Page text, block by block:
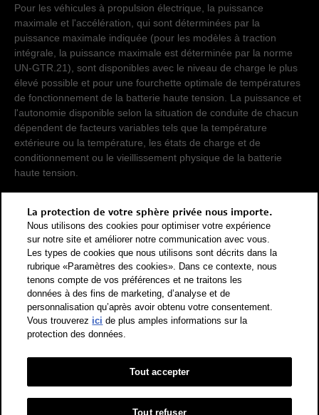
Pour les véhicules à propulsion électrique, la puissance
maximale et l'accélération, qui sont déterminées par la
puissance maximale indiquée (pour les modèles à traction
intégrale, la puissance maximale est déterminée par la norme
UN-GTR.21), sont disponibles avec le niveau de charge le plus
élevé possible et pour une fourchette optimale de températures
de fonctionnement de la batterie haute tension. La puissance et
l'autonomie disponible selon la situation de conduite de chacun
dépendent de facteurs variables tels que la température
extérieure ou la température, les états de charge et de
conditionnement ou le vieillissement physique de la batterie
haute tension.
Pour que les consommations d'énergie de différents types de
propulsion (essence, diesel, gaz, courant électrique, etc.) soient
comparables, elles sont également indiquées sous forme
d'équivalents essence (unité de mesure énergétique). Le CO2
est le principal gaz à effet de serre responsable du
réchauffement climatique. Valeur moyenne des émissions de
CO2 pour tous les véhicules neufs vendus en Suisse: 111 g/km
(WLTP). Valeur cible des émissions de CO2 pour tous les
véhicules neufs vendus en Suisse: 93.6 g/km (WLTP). Les
données indiquées pour un véhicule peuvent différer des
données d'immatriculation conformément à l'homologation de
Catégorie de rendement énergétique selon la nouvelle méthode
de calcul conformément à l'annexe 4.1 de l'OEEE et valable dès
La protection de votre sphère privée nous importe.
Nous utilisons des cookies pour optimiser votre expérience
sur notre site et améliorer notre communication avec vous.
Les types de cookies que nous utilisons sont décrits dans la
rubrique «Paramètres des cookies». Dans ce contexte, nous
tenons compte de vos préférences et ne traitons les
données à des fins de marketing, d’analyse et de
personnalisation qu’après avoir obtenu votre consentement.
Vous trouverez ici de plus amples informations sur la
protection des données.
Tout refuser
Tout accepter